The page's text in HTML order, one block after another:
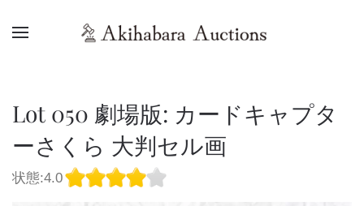
Lot 050 劇場版: カードキャプタ
ーさくら 大判セル画
状態:4.0